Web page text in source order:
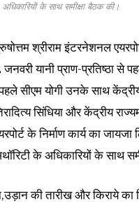
अधिकारियों के साथ समीक्षा बैठक की।
श्रीराम इंटरनेशनल
यानी प्राण-प्रतिष्ठा से
सीएम योगी उनके साथ
सिंधिया और केंद्रीय
के निर्माण कार्य का जायजा
के अधिकारियों के साथ
की तारीख और किराये का